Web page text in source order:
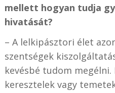
mellett hogyan tudja
hivatását?
– A lelkipásztori élet
szentségek
kevésbé tudom megélni.
keresztelek vagy